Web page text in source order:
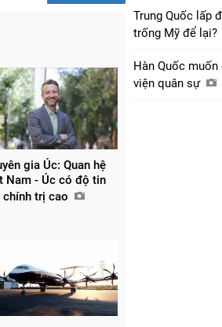
gia Úc: Quan hệ
Nam - Úc có độ tin
chính trị cao
Trung Quốc lấp
trống Mỹ để lại?
Hàn Quốc
viện quân sự